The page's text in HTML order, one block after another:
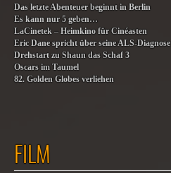
Das letzte Abenteuer beginnt in Berlin
Es kann nur 5 geben…
LaCinetek – Heimkino für Cinéasten
Eric Dane spricht über seine ALS-Diagnose
Drehstart zu Shaun das Schaf 3
Oscars im Taumel
82. Golden Globes verliehen
FILM